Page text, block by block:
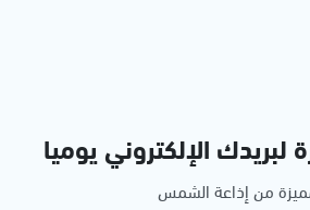
الإلكتروني يوميا
من إذاعة الشمس